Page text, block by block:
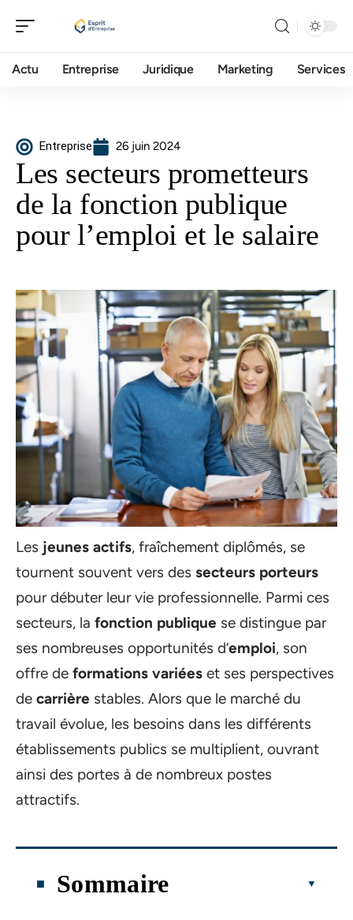
Actu Entreprise Juridique Marketing Services
Entreprise 26 juin 2024
Les secteurs prometteurs
de la fonction publique
pour l’emploi et le salaire
Les jeunes actifs, fraîchement diplômés, se
tournent souvent vers des secteurs porteurs
pour débuter leur vie professionnelle. Parmi ces
secteurs, la fonction publique se distingue par
ses nombreuses opportunités d’emploi, son
offre de formations variées et ses perspectives
de carrière stables. Alors que le marché du
travail évolue, les besoins dans les différents
établissements publics se multiplient, ouvrant
ainsi des portes à de nombreux postes
attractifs.
Sommaire